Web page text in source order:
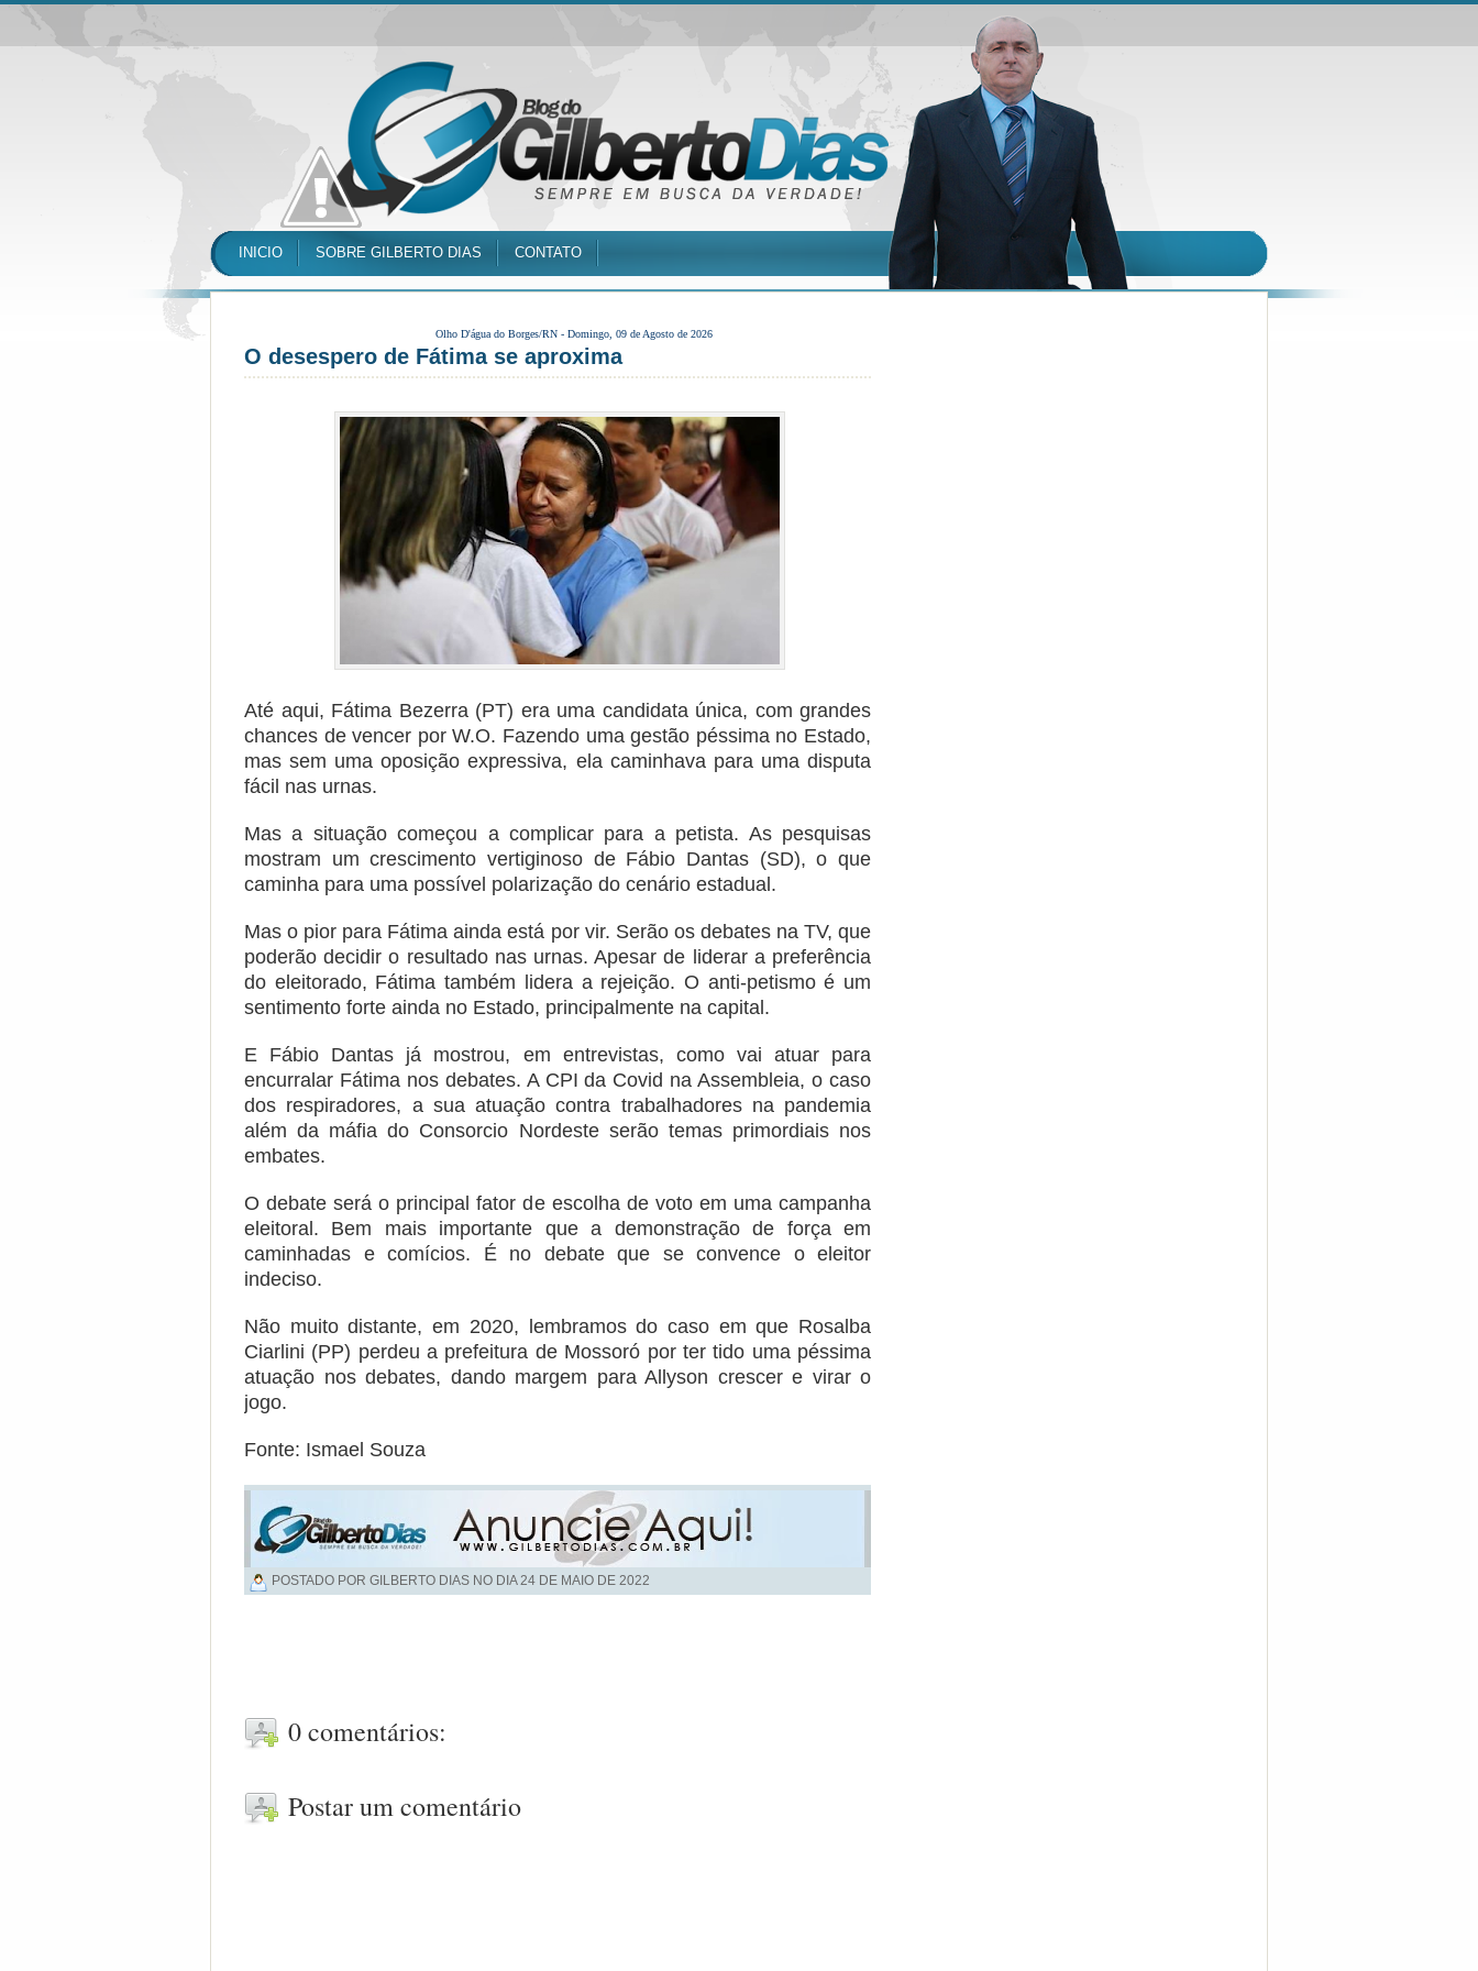
INICIO SOBRE GILBERTO DIAS CONTATO
Olho D'água do Borges/RN - Domingo, 09 de Agosto de 2026
O desespero de Fátima se aproxima
Até aqui, Fátima Bezerra (PT) era uma candidata única, com grandes
chances de vencer por W.O. Fazendo uma gestão péssima no Estado,
mas sem uma oposição expressiva, ela caminhava para uma disputa
fácil nas urnas.
Mas a situação começou a complicar para a petista. As pesquisas
mostram um crescimento vertiginoso de Fábio Dantas (SD), o que
caminha para uma possível polarização do cenário estadual.
Mas o pior para Fátima ainda está por vir. Serão os debates na TV, que
poderão decidir o resultado nas urnas. Apesar de liderar a preferência
do eleitorado, Fátima também lidera a rejeição. O anti-petismo é um
sentimento forte ainda no Estado, principalmente na capital.
E Fábio Dantas já mostrou, em entrevistas, como vai atuar para
encurralar Fátima nos debates. A CPI da Covid na Assembleia, o caso
dos respiradores, a sua atuação contra trabalhadores na pandemia
além da máfia do Consorcio Nordeste serão temas primordiais nos
embates.
O debate será o principal fator de escolha de voto em uma campanha
eleitoral. Bem mais importante que a demonstração de força em
caminhadas e comícios. É no debate que se convence o eleitor
indeciso.
Não muito distante, em 2020, lembramos do caso em que Rosalba
Ciarlini (PP) perdeu a prefeitura de Mossoró por ter tido uma péssima
atuação nos debates, dando margem para Allyson crescer e virar o
jogo.
Fonte: Ismael Souza
POSTADO POR GILBERTO DIAS NO DIA24 DE MAIO DE 2022
0 comentários:
Postar um comentário